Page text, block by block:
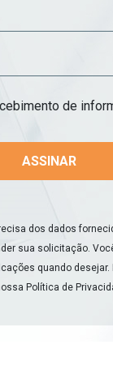
de
dos dados
sua solicitação.
quando desejar.
Política de